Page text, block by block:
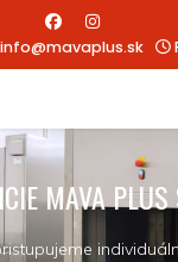
info@mavaplus.sk
MAVA PLUS